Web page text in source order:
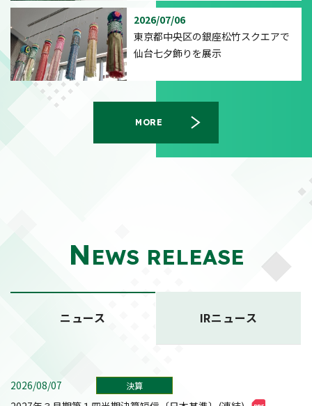
MORE
2026/07/06
東京都中央区の銀座松竹スクエアで
仙台七夕飾りを展示
NEWS RELEASE
ニュース IRニュース
2026/08/07 決算